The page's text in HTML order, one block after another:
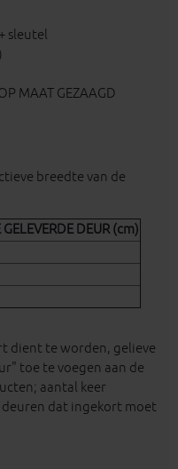
sleutel
MAAT GEZAAGD
breedte van de
GELEVERDE DEUR (cm)
dient te worden, gelieve
toe te voegen aan de
aantal keer
dat ingekort moet